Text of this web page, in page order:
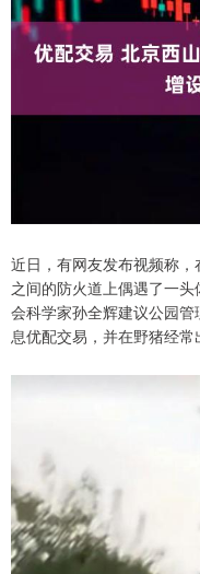
近日，有网友发布视频称
之间的防火道上偶遇了一
会科学家孙全辉建议公园
息优配交易，并在野猪经常